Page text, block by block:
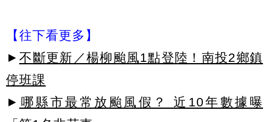
【往下看更多】
► 不斷更新／楊柳颱風1點登陸！南投2鄉鎮
停班課
► 哪縣市最常放颱風假？ 近10年數據曝